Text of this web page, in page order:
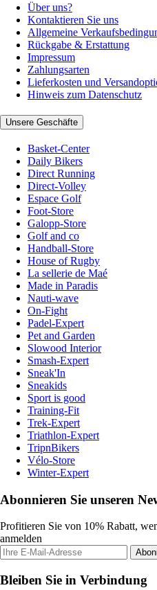
Über uns?
Kontaktieren Sie uns
Allgemeine
Rückgabe & Erstattung
Impressum
Zahlungsarten
Lieferkosten und
Hinweis zum Datenschutz
Unsere Geschäfte
Basket-Center
Daily Bikers
Direct Running
Direct-Volley
Espace Golf
Foot-Store
Galopp-Store
Golf and co
Handball-Store
House of Rugby
La sellerie de Maé
Made in Paradis
Nauti-wave
On-Fight
Padel-Expert
Pet and Garden
Slowood Interior
Smash-Expert
Sneak'In
Sneakids
Sport is good
Training-Fit
Trek-Expert
Triathlon-Expert
TripnBikers
Vélo-Store
Winter-Expert
Abonnieren Sie unseren
Profitieren Sie von 10% Rabatt,
anmelden
Bleiben Sie in Verbindung